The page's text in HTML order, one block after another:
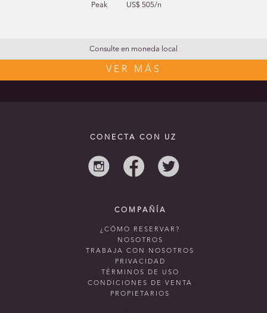
Peak
US$ 505/n
Consulte en moneda local
VER MÁS
CONECTA CON UZ
COMPAÑÍA
¿CÓMO RESERVAR?
NOSOTROS
TRABAJA CON NOSOTROS
PRIVACIDAD
TÉRMINOS DE USO
CONDICIONES DE VENTA
PROPIETARIOS